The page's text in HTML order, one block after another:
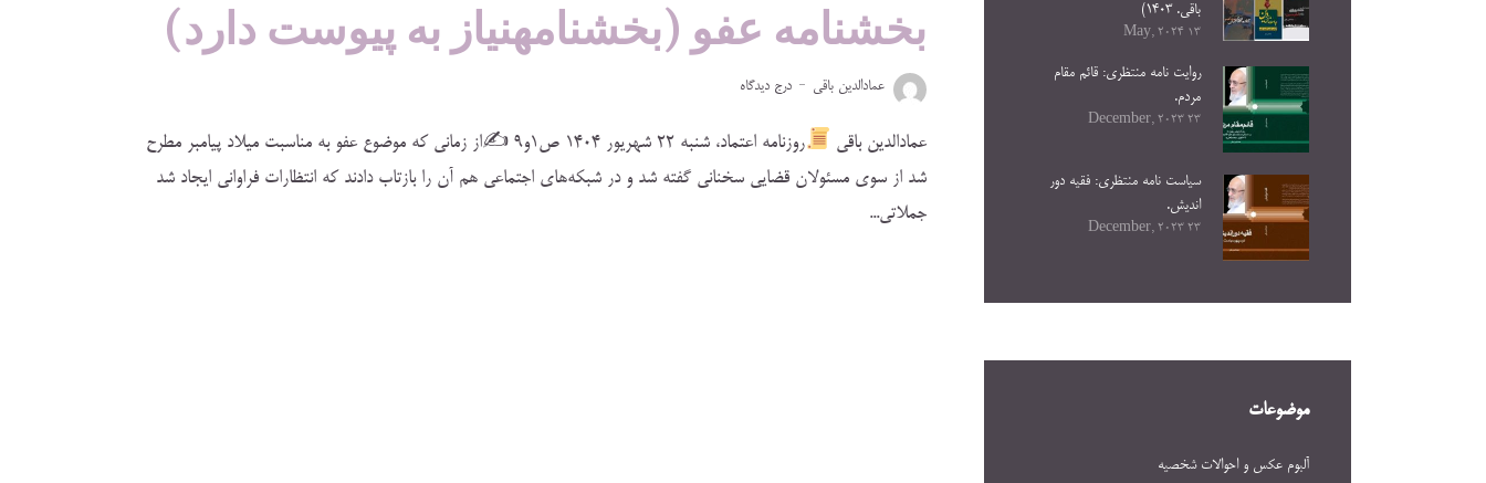
بخشنامه عفو (بخشنامهنیاز به پیوست دارد)
عمادالدین باقی درج دیدگاه
عمادالدین باقی روزنامه اعتماد، ‌‌‌‌‌‌‌‌‌‌‌‌‌‌‌‌شنبه‌ ۲۲ شهریور ۱۴۰۴ ص۱و۹ ✍
از زمانی که موضوع عفو به مناسبت میلاد پیامبر مطرح
شد از سوی مسئولان قضایی سخنانی گفته شد و در شبکه‌های اجتماعی هم آن را بازتاب دادند که انتظارات فراوانی ایجاد شد
جملاتی...
باقی. ۱۴۰۳)
13 May, 2024
روایت نامه منتظری: قائم مقام
مردم.
23 December, 2023
سیاست نامه منتظری: فقیه دور
اندیش.
23 December, 2023
موضوعات
آلبوم عکس و احوالات شخصيه